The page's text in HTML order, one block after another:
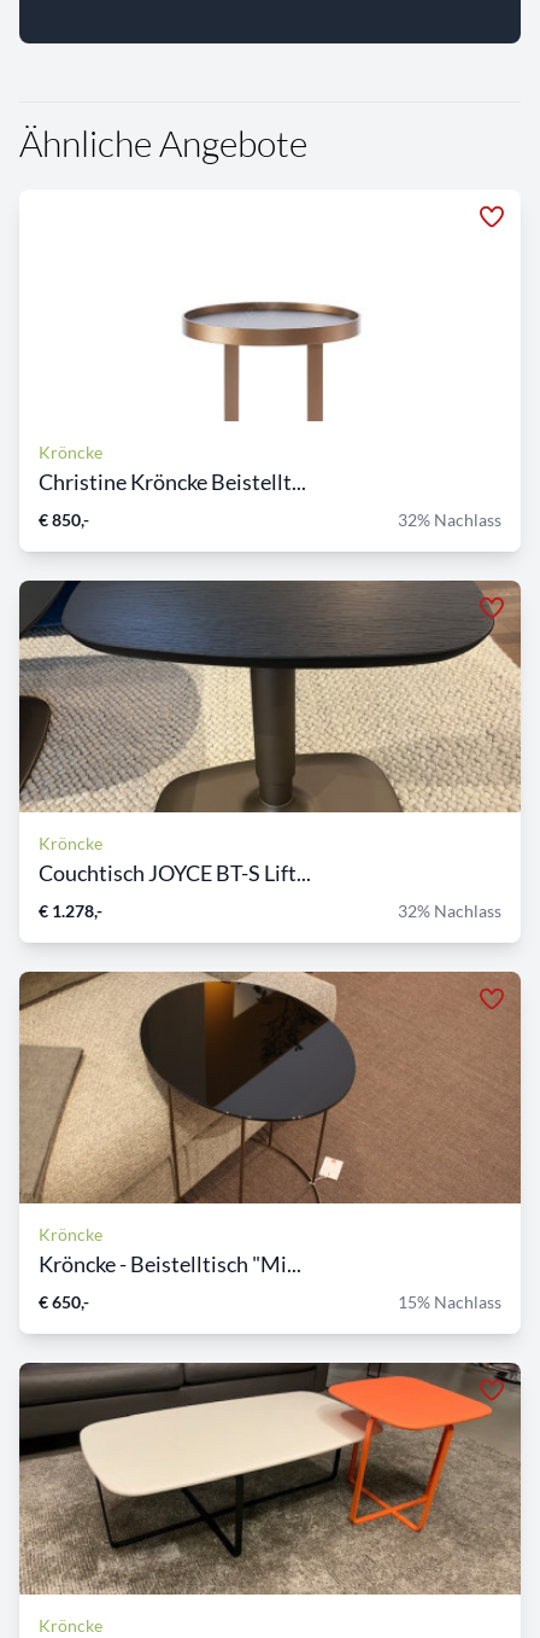
Ähnliche Angebote
Kröncke
Christine Kröncke Beistellt...
€ 850,- 32% Nachlass
Kröncke
Couchtisch JOYCE BT-S Lift...
€ 1.278,- 32% Nachlass
Kröncke
Kröncke - Beistelltisch "Mi...
€ 650,- 15% Nachlass
Kröncke